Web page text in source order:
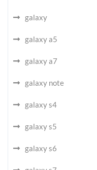
galaxy
galaxy a5
galaxy a7
galaxy note
galaxy s4
galaxy s5
galaxy s6